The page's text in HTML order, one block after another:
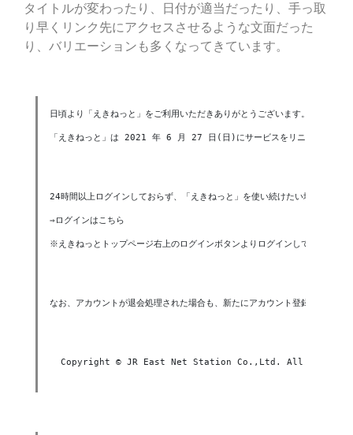
タイトルが変わったり、日付が適当だったり、手っ取
り早くリンク先にアクセスさせるような文面だった
り、バリエーションも多くなってきています。
日頃より「えきねっと」をご利用いただきありがとうございます。
「えきねっと」は 2021 年 6 月 27 日(日)にサービスをリニューアルいた
24時間以上ログインしておらず、「えきねっと」を使い続けたい場合は、
⇒ログインはこちら
※えきねっとトップページ右上のログインボタンよりログインしてください。
なお、アカウントが退会処理された場合も、新たにアカウント登録（無料
Copyright © JR East Net Station Co.,Ltd. All Rights